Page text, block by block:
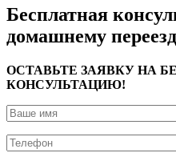
Бесплатная
домашнему
ОСТАВЬТЕ ЗАЯВКУ НА
КОНСУЛЬТАЦИЮ!